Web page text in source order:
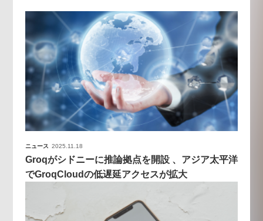
ニュース 2025.11.18
Groqがシドニーに推論拠点を開設 、アジア太平洋
でGroqCloudの低遅延アクセスが拡大